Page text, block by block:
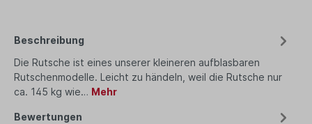
Beschreibung
Die Rutsche ist eines unserer kleineren aufblasbaren
Rutschenmodelle. Leicht zu händeln, weil die Rutsche nur
ca. 145 kg wie… Mehr
Bewertungen